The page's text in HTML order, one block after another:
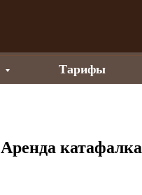
Тарифы
Аренда катафалка